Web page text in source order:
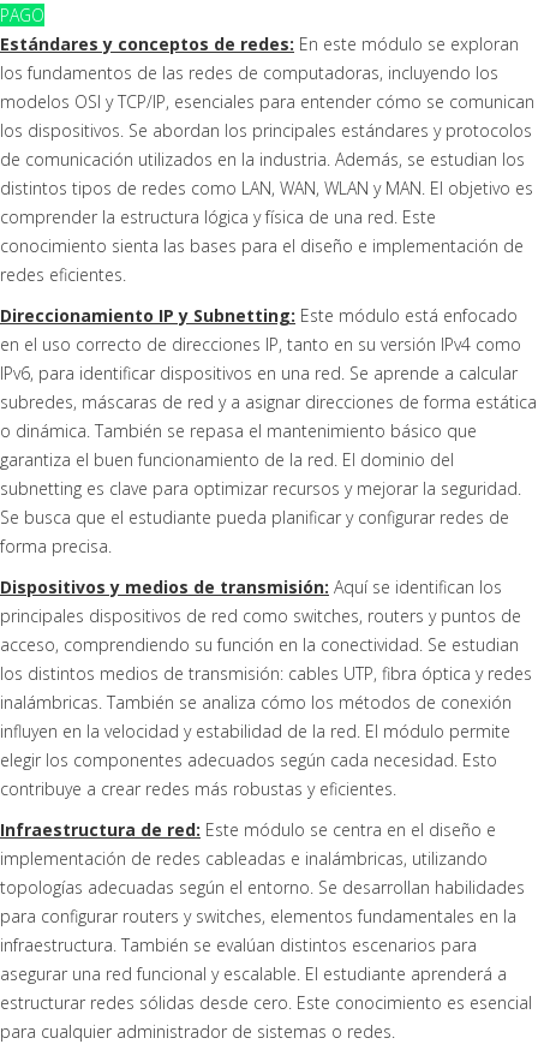
PAGO
Estándares y conceptos de redes: En este módulo se exploran
los fundamentos de las redes de computadoras, incluyendo los
modelos OSI y TCP/IP, esenciales para entender cómo se comunican
los dispositivos. Se abordan los principales estándares y protocolos
de comunicación utilizados en la industria. Además, se estudian los
distintos tipos de redes como LAN, WAN, WLAN y MAN. El objetivo es
comprender la estructura lógica y física de una red. Este
conocimiento sienta las bases para el diseño e implementación de
redes eficientes.
Direccionamiento IP y Subnetting: Este módulo está enfocado
en el uso correcto de direcciones IP, tanto en su versión IPv4 como
IPv6, para identificar dispositivos en una red. Se aprende a calcular
subredes, máscaras de red y a asignar direcciones de forma estática
o dinámica. También se repasa el mantenimiento básico que
garantiza el buen funcionamiento de la red. El dominio del
subnetting es clave para optimizar recursos y mejorar la seguridad.
Se busca que el estudiante pueda planificar y configurar redes de
forma precisa.
Dispositivos y medios de transmisión: Aquí se identifican los
principales dispositivos de red como switches, routers y puntos de
acceso, comprendiendo su función en la conectividad. Se estudian
los distintos medios de transmisión: cables UTP, fibra óptica y redes
inalámbricas. También se analiza cómo los métodos de conexión
influyen en la velocidad y estabilidad de la red. El módulo permite
elegir los componentes adecuados según cada necesidad. Esto
contribuye a crear redes más robustas y eficientes.
Infraestructura de red: Este módulo se centra en el diseño e
implementación de redes cableadas e inalámbricas, utilizando
topologías adecuadas según el entorno. Se desarrollan habilidades
para configurar routers y switches, elementos fundamentales en la
infraestructura. También se evalúan distintos escenarios para
asegurar una red funcional y escalable. El estudiante aprenderá a
estructurar redes sólidas desde cero. Este conocimiento es esencial
para cualquier administrador de sistemas o redes.